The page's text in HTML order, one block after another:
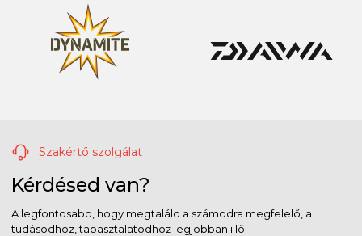
Szakértő szolgálat
Kérdésed van?
A legfontosabb, hogy megtaláld a számodra megfelelő, a
tudásodhoz, tapasztalatodhoz legjobban illő